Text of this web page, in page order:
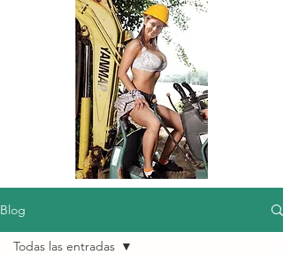
Blog
Todas las entradas